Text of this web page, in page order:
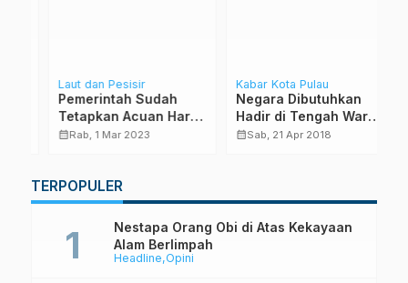
Laut dan Pesisir
Pemerintah Sudah
Tetapkan Acuan Harga
Ikan
Rab, 1 Mar 2023
Kabar Kota Pulau
Negara Dibutuhkan
Hadir di Tengah Warga
Pesisir
Sab, 21 Apr 2018
…
TERPOPULER
Headline Opini
Nestapa Orang Obi di Atas Kekayaan
Alam Berlimpah